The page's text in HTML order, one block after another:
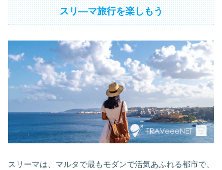
スリ―マ旅行を楽しもう
スリーマは、マルタで最もモダンで活気あふれる都市で、